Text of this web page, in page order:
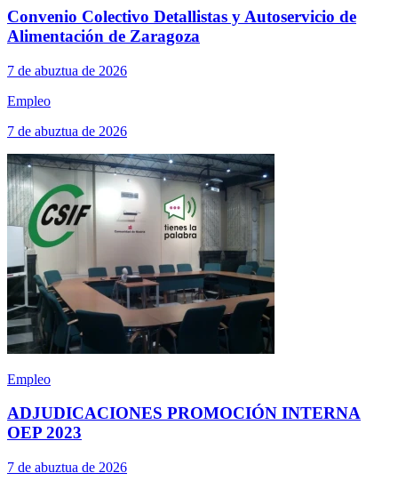
Convenio Colectivo Detallistas y Autoservicio de
Alimentación de Zaragoza
7 de abuztua de 2026
Empleo
7 de abuztua de 2026
Empleo
ADJUDICACIONES PROMOCIÓN INTERNA
OEP 2023
7 de abuztua de 2026